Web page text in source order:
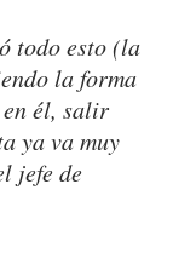
todo esto (la
la forma
él, salir
ya va muy
jefe de